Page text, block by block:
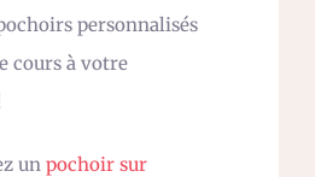
personnalisés
cours à votre
un pochoir sur